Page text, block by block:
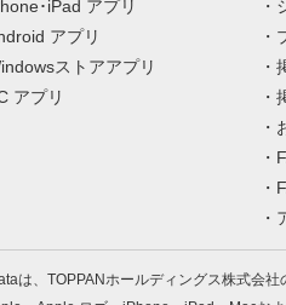
･iPad アプリ
アプリ
ストアアプリ
アプリ
は、TOPPANホールディングス株式会社